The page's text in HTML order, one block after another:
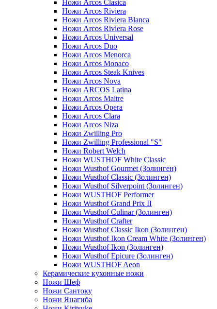
Ножи Arcos Clasica
Ножи Arcos Riviera
Ножи Arcos Riviera Blanca
Ножи Arcos Riviera Rose
Ножи Arcos Universal
Ножи Arcos Duo
Ножи Arcos Menorca
Ножи Arcos Monaco
Ножи Arcos Steak Knives
Ножи Arcos Nova
Ножи ARCOS Latina
Ножи Arcos Maitre
Ножи Arcos Opera
Ножи Arcos Clara
Ножи Arcos Niza
Ножи Zwilling Pro
Ножи Zwilling Professional "S"
Ножи Robert Welch
Ножи WUSTHOF White Classic
Ножи Wusthof Gourmet (Золинген)
Ножи Wusthof Classic (Золинген)
Ножи Wusthof Silverpoint (Золинген)
Ножи WUSTHOF Performer
Ножи Wusthof Grand Prix II
Ножи Wusthof Culinar (Золинген)
Ножи Wusthof Crafter
Ножи Wusthof Classic Ikon (Золинген)
Ножи Wusthof Ikon Cream White (Золинген)
Ножи Wusthof Ikon (Золинген)
Ножи Wusthof Epicure (Золинген)
Ножи WUSTHOF Aeon
Керамические кухонные ножи
Ножи Шеф
Ножи Сантоку
Ножи Янагиба